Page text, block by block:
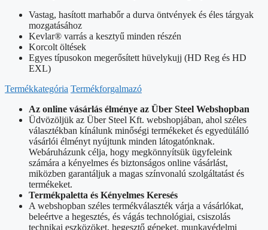
Vastag, hasított marhabőr a durva öntvények és éles tárgyak
mozgatásához
Kevlar® varrás a kesztyű minden részén
Korcolt öltések
Egyes típusokon megerősített hüvelykujj (HD Reg és HD
EXL)
Termékkategória Termékforgalmazó
Az online vásárlás élménye az Über Steel Webshopban
Üdvözöljük az Über Steel Kft. webshopjában, ahol széles
választékban kínálunk minőségi termékeket és egyedülálló
vásárlói élményt nyújtunk minden látogatónknak.
Webáruházunk célja, hogy megkönnyítsük ügyfeleink
számára a kényelmes és biztonságos online vásárlást,
miközben garantáljuk a magas színvonalú szolgáltatást és
termékeket.
Termékpaletta és Kényelmes Keresés
A webshopban széles termékválaszték várja a vásárlókat,
beleértve a hegesztés, és vágás technológiai, csiszolás
technikai eszközöket, hegesztő gépeket, munkavédelmi